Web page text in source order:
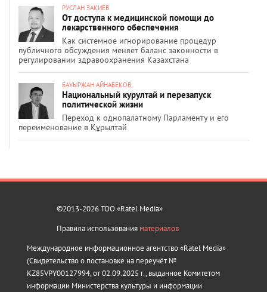
РУСЛАН ЗАКИЕВ
От доступа к медицинской помощи до
лекарственного обеспечения
Как системное игнорирование процедур
публичного обсуждения меняет баланс законности в
регулировании здравоохранения Казахстана
БАУЫРЖАН АЙНАБЕКОВ
Национальный курултай и перезапуск
политической жизни
Переход к однопалатному Парламенту и его
переименование в Құрылтай
©2013-2026 ТОО «Ratel Media»
Правила использования материалов
Международное информационное агентство «Ratel Media»
(Свидетельство о постановке на переучёт №
KZ85VPY00127994, от 02.09.2025 г., выданное Комитетом
информации Министерства культуры и информации